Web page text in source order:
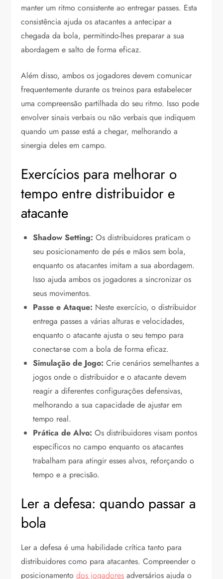
manter um ritmo consistente ao entregar passes. Esta
consistência ajuda os atacantes a antecipar a
chegada da bola, permitindo-lhes preparar a sua
abordagem e salto de forma eficaz.
Além disso, ambos os jogadores devem comunicar
frequentemente durante os treinos para estabelecer
uma compreensão partilhada do seu ritmo. Isso pode
envolver sinais verbais ou não verbais que indiquem
quando um passe está a chegar, melhorando a
sinergia deles em campo.
Exercícios para melhorar o
tempo entre distribuidor e
atacante
Shadow Setting: Os distribuidores praticam o
seu posicionamento de pés e mãos sem bola,
enquanto os atacantes imitam a sua abordagem.
Isso ajuda ambos os jogadores a sincronizar os
seus movimentos.
Passe e Ataque: Neste exercício, o distribuidor
entrega passes a várias alturas e velocidades,
enquanto o atacante ajusta o seu tempo para
conectar-se com a bola de forma eficaz.
Simulação de Jogo: Crie cenários semelhantes a
jogos onde o distribuidor e o atacante devem
reagir a diferentes configurações defensivas,
melhorando a sua capacidade de ajustar em
tempo real.
Prática de Alvo: Os distribuidores visam pontos
específicos no campo enquanto os atacantes
trabalham para atingir esses alvos, reforçando o
tempo e a precisão.
Ler a defesa: quando passar a
bola
Ler a defesa é uma habilidade crítica tanto para
distribuidores como para atacantes. Compreender o
posicionamentodos jogadores adversários ajuda o